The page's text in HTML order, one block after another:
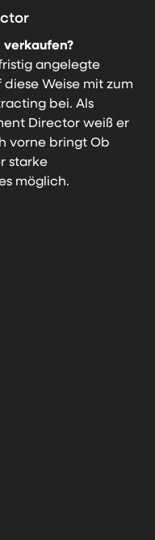
angelegte
Weise mit zum
bei. Als
Director weiß er
vorne bringt Ob
starke
möglich.